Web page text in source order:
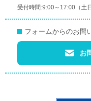
受付時間 9:00～17:00（土
フォームからのお問
お